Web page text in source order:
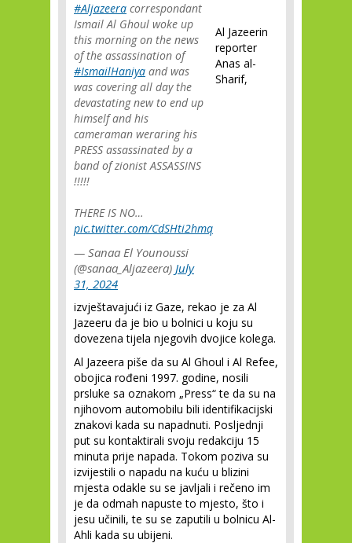
#Aljazeera correspondant
Ismail Al Ghoul woke up
this morning on the news
of the assassination of
#IsmailHaniya and was
was covering all day the
devastating new to end up
himself and his
cameraman weraring his
PRESS assassinated by a
band of zionist ASSASSINS
!!!!!
THERE IS NO…
pic.twitter.com/CdSHti2hmq
— Sanaa El Younoussi
(@sanaa_Aljazeera) July
31, 2024
Al Jazeerin
reporter
Anas al-
Sharif,
izvještavajući iz Gaze, rekao je za Al
Jazeeru da je bio u bolnici u koju su
dovezena tijela njegovih dvojice kolega.
Al Jazeera piše da su Al Ghoul i Al Refee,
obojica rođeni 1997. godine, nosili
prsluke sa oznakom „Press“ te da su na
njihovom automobilu bili identifikacijski
znakovi kada su napadnuti. Posljednji
put su kontaktirali svoju redakciju 15
minuta prije napada. Tokom poziva su
izvijestili o napadu na kuću u blizini
mjesta odakle su se javljali i rečeno im
je da odmah napuste to mjesto, što i
jesu učinili, te su se zaputili u bolnicu Al-
Ahli kada su ubijeni.